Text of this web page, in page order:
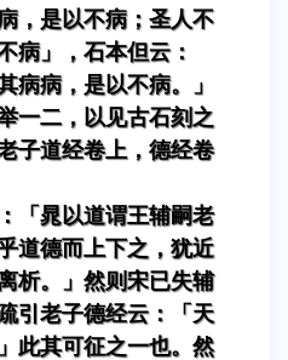
，是以不病；圣人不
病」，石本但云：
病病，是以不病。」
一二，以见古石刻之
子道经卷上，德经卷
「晁以道谓王辅嗣老
道德而上下之，犹近
析。」然则宋已失辅
引老子德经云：「天
此其可征之一也。然